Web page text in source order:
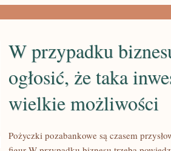
W przypadku
ogłosić, że taka
wielkie możliwości
Pożyczki pozabankowe są czasem